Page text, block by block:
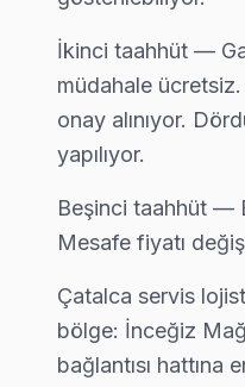
Çatalca'da Hadımköy
Hadımköy Axen Anakart
Hallaçlı Axen Servis
Hallaçlı mahallesi
Hallaçlı Axen Açılmıyor
Hisarbeyli Axen
Çatalca'da Hisarbeyli
Çatalca Axen Servis →
İhsaniye Axen Servis
Axen TV'de T-Con kart
İkinci taahhüt —
müdahale
onay alınıyor.
yapılıyor.
Beşinci taahhüt —
Mesafe fiyatı
Çatalca servis
bölge: İnceğiz
bağlantısı